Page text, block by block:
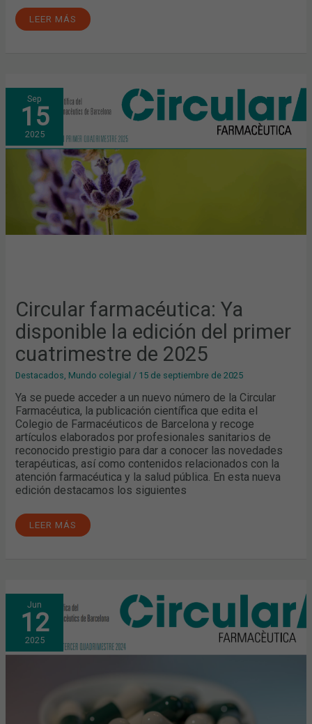
LEER MÁS
Sep
15
2025
Circular farmacéutica: Ya
disponible la edición del primer
cuatrimestre de 2025
Destacados, Mundo colegial / 15 de septiembre de 2025
Ya se puede acceder a un nuevo número de la Circular
Farmacéutica, la publicación científica que edita el
Colegio de Farmacéuticos de Barcelona y recoge
artículos elaborados por profesionales sanitarios de
reconocido prestigio para dar a conocer las novedades
terapéuticas, así como contenidos relacionados con la
atención farmacéutica y la salud pública. En esta nueva
edición destacamos los siguientes
CIRCULAR
FARMACÉUTICA:
YA
DISPONIBLE
LA
EDICIÓN
DEL
PRIMER
CUATRIMESTRE
DE
2025
LEER MÁS
Jun
12
2025
CIRCULAR
FARMACÉUTICA:
YA
DISPONIBLE
LA
EDICIÓN
DEL